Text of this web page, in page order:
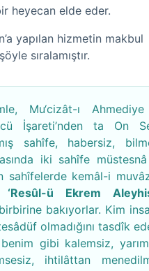
heyecan elde eder.
yapılan hizmetin makbul
sıralamıştır.
Mu‘cizât-ı
İşareti’nden ta On
sahîfe, habersiz,
iki sahîfe
sahîfelerde kemâl-i
‘Resûl-ü Ekrem
bakıyorlar. Kim
olmadığını tasdîk
gibi kalemsiz,
ihtilâttan